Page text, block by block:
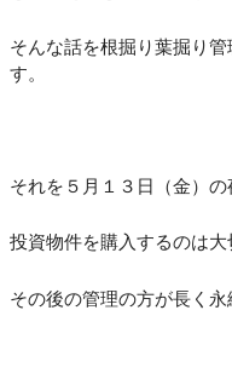
そんな話を根掘り葉掘り
す。
それを５月１３日（金）の
投資物件を購入するのは大
その後の管理の方が長く永